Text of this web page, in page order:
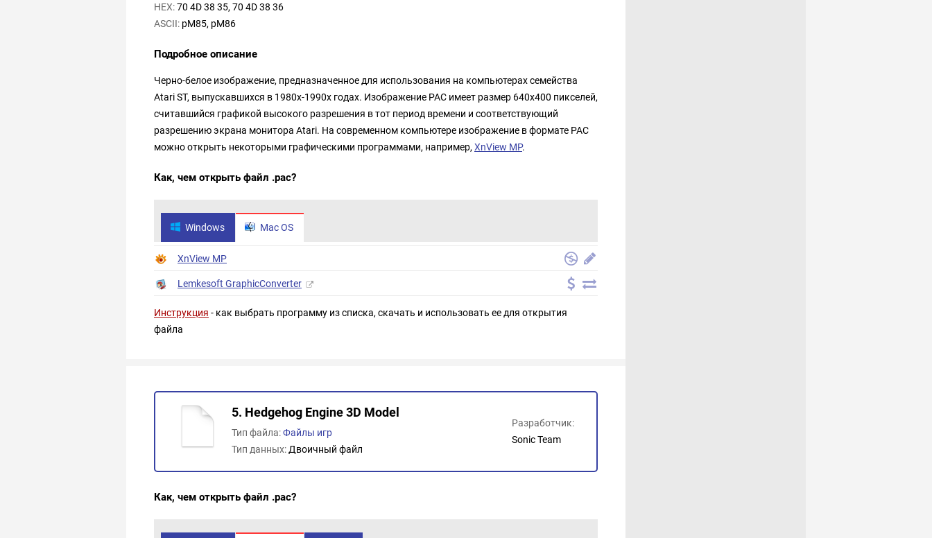
HEX:70 4D 38 35, 70 4D 38 36
ASCII: pM85, pM86
Подробное описание
Черно-белое изображение, предназначенное для использования на компьютерах семейства
Atari ST, выпускавшихся в 1980х-1990х годах. Изображение PAC имеет размер 640x400 пикселей,
считавшийся графикой высокого разрешения в тот период времени и соответствующий
разрешению экрана монитора Atari. На современном компьютере изображение в формате PAC
можно открыть некоторыми графическими программами, например, XnView MP.
Как, чем открыть файл .pac?
Windows Mac OS
XnView MP
Lemkesoft GraphicConverter
Инструкция - как выбрать программу из списка, скачать и использовать ее для открытия
файла
5. Hedgehog Engine 3D Model
Тип файла:Файлы игр
Тип данных: Двоичный файл
Разработчик:
Sonic Team
Как, чем открыть файл .pac?